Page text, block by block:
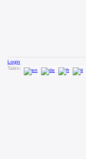
Login
Talen: